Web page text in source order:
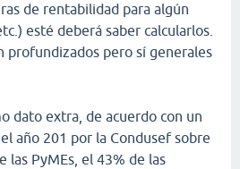
de rentabilidad para algún
esté deberá saber calcularlos.
profundizados pero sí generales
dato extra, de acuerdo con un
año 201 por la Condusef sobre
PyMEs, el 43% de las